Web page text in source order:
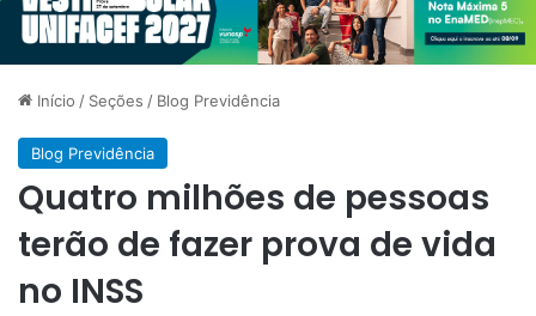
Início / Seções / Blog Previdência
Blog Previdência
Quatro milhões de pessoas
terão de fazer prova de vida
no INSS